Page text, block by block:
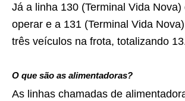
Já a linha 130 (Terminal Vida Nova)
operar e a 131 (Terminal Vida
três veículos na frota, totalizando
O que são as alimentadoras?
As linhas chamadas de